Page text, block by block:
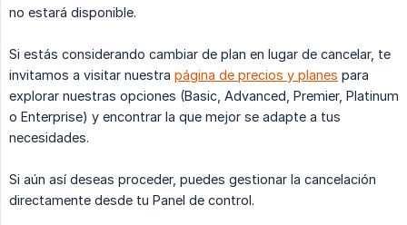
no estará disponible.
Si estás considerando cambiar de plan en lugar de cancelar, te
invitamos a visitar nuestra página de precios y planes para
explorar nuestras opciones (Basic, Advanced, Premier, Platinum
o Enterprise) y encontrar la que mejor se adapte a tus
necesidades.
Si aún así deseas proceder, puedes gestionar la cancelación
directamente desde tu Panel de control.